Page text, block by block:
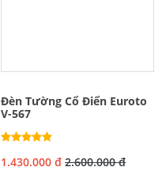
Đèn Tường Cổ Điển Euroto
V-567
1.430.000 đ 2.600.000 đ